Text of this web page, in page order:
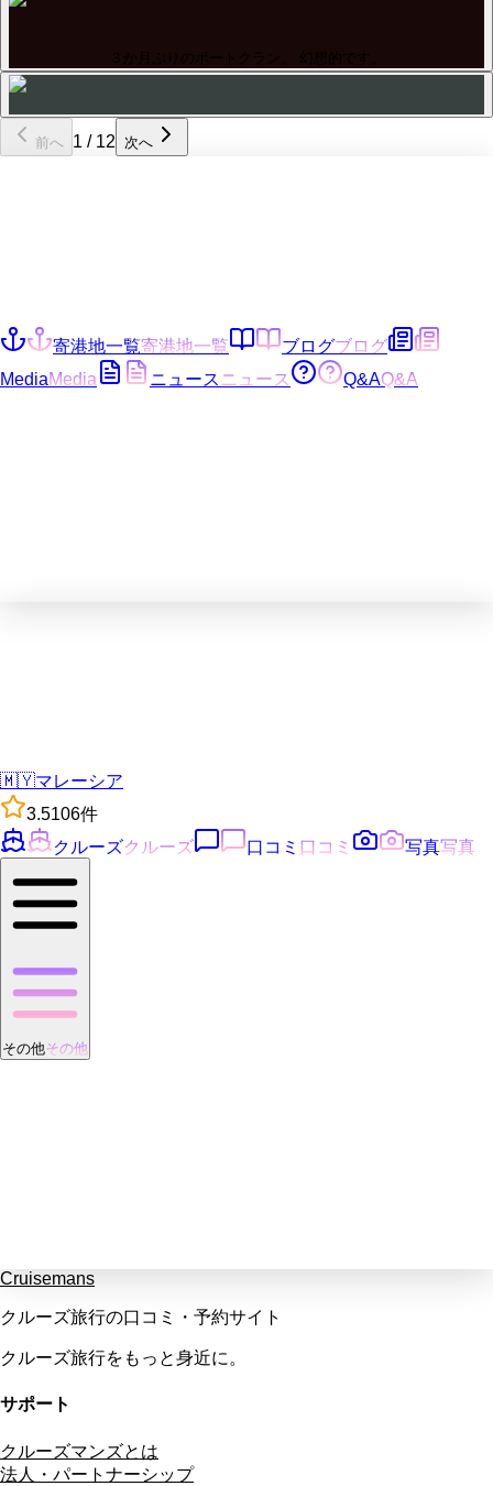
３か月ぶりのポートクラン。 幻想的です。
前へ 1 / 12 次へ
寄港地一覧寄港地一覧 ブログブログ
MediaMedia ニュース ニュース Q&AQ&A
🇲🇾マレーシア
3.5106件
クルーズクルーズ 口コミ 口コミ 写真写真
その他その他
Cruisemans
クルーズ旅行の口コミ・予約サイト
クルーズ旅行をもっと身近に。
サポート
クルーズマンズとは
法人・パートナーシップ